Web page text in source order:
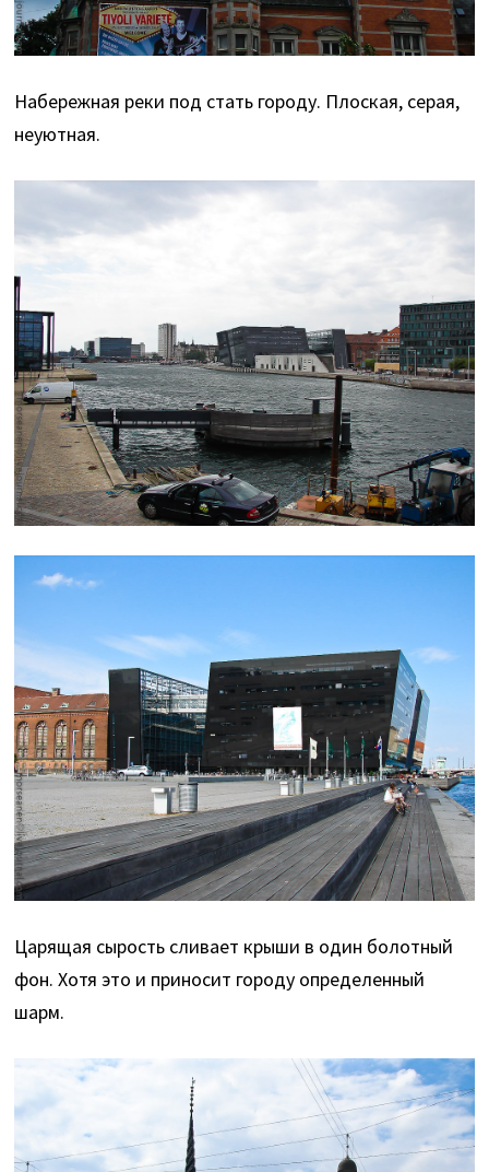
Набережная реки под стать городу. Плоская, серая,
неуютная.
Царящая сырость сливает крыши в один болотный
фон. Хотя это и приносит городу определенный
шарм.